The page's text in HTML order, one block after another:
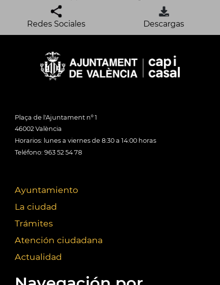
Redes Sociales Descargas
Plaça de l'Ajuntament nº 1
46002 València
Horarios: lunes a viernes de 8:30 a 14:00 horas
Teléfono: 963 52 54 78
Ayuntamiento
La ciudad
Trámites
Atención ciudadana
Actualidad